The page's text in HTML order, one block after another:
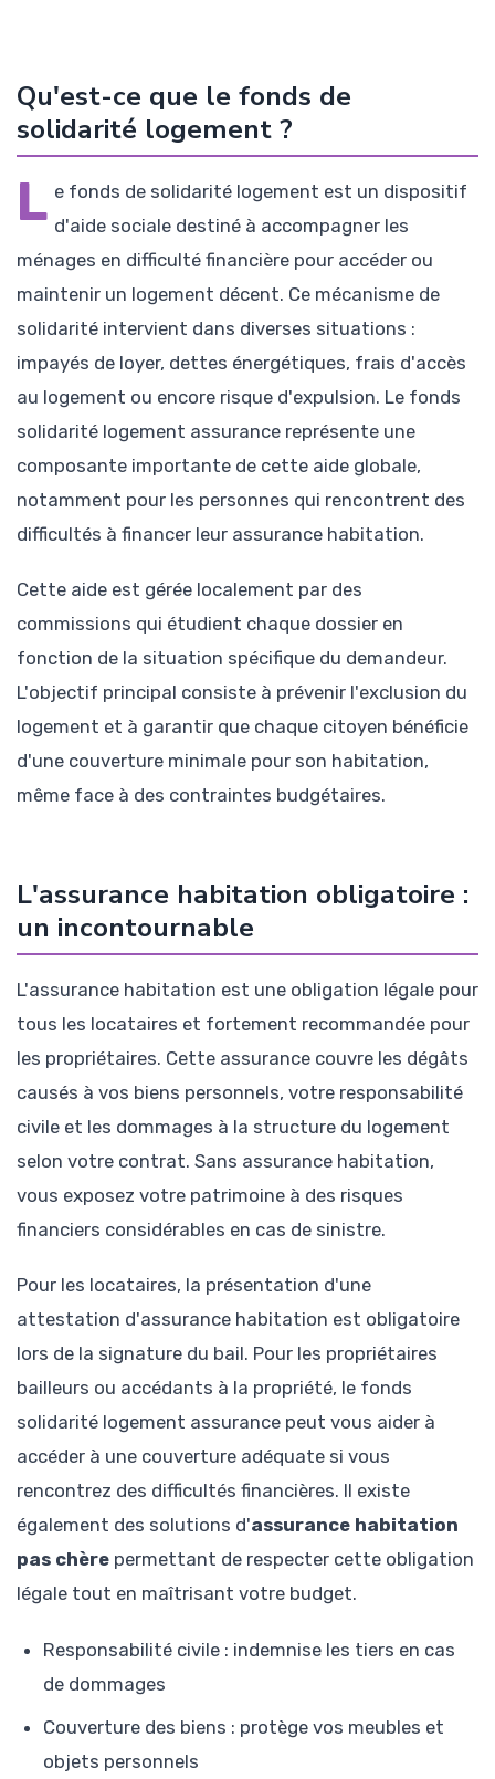
Qu'est-ce que le fonds de
solidarité logement ?
L e fonds de solidarité logement est un dispositif
d'aide sociale destiné à accompagner les
ménages en difficulté financière pour accéder ou
maintenir un logement décent. Ce mécanisme de
solidarité intervient dans diverses situations :
impayés de loyer, dettes énergétiques, frais d'accès
au logement ou encore risque d'expulsion. Le fonds
solidarité logement assurance représente une
composante importante de cette aide globale,
notamment pour les personnes qui rencontrent des
difficultés à financer leur assurance habitation.
Cette aide est gérée localement par des
commissions qui étudient chaque dossier en
fonction de la situation spécifique du demandeur.
L'objectif principal consiste à prévenir l'exclusion du
logement et à garantir que chaque citoyen bénéficie
d'une couverture minimale pour son habitation,
même face à des contraintes budgétaires.
L'assurance habitation obligatoire :
un incontournable
L'assurance habitation est une obligation légale pour
tous les locataires et fortement recommandée pour
les propriétaires. Cette assurance couvre les dégâts
causés à vos biens personnels, votre responsabilité
civile et les dommages à la structure du logement
selon votre contrat. Sans assurance habitation,
vous exposez votre patrimoine à des risques
financiers considérables en cas de sinistre.
Pour les locataires, la présentation d'une
attestation d'assurance habitation est obligatoire
lors de la signature du bail. Pour les propriétaires
bailleurs ou accédants à la propriété, le fonds
solidarité logement assurance peut vous aider à
accéder à une couverture adéquate si vous
rencontrez des difficultés financières. Il existe
également des solutions d'assurance habitation
pas chère permettant de respecter cette obligation
légale tout en maîtrisant votre budget.
Responsabilité civile : indemnise les tiers en cas
de dommages
Couverture des biens : protège vos meubles et
objets personnels